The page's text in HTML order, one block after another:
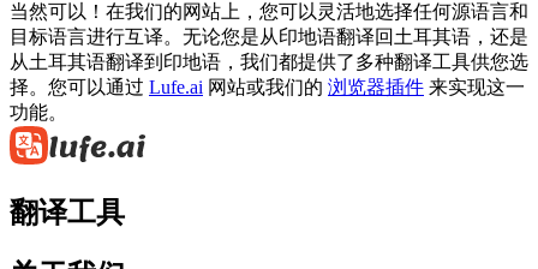
当然可以！在我们的网站上，您可以灵活地选择任何源语言和
目标语言进行互译。无论您是从印地语翻译回土耳其语，还是
从土耳其语翻译到印地语，我们都提供了多种翻译工具供您选
择。您可以通过 Lufe.ai 网站或我们的 浏览器插件 来实现这一
功能。
翻译工具